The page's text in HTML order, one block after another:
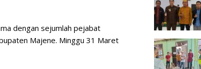
dengan sejumlah pejabat
Majene. Minggu 31 Maret